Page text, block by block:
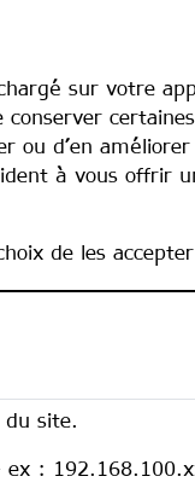
sur votre
d’en
à vous offrir
de les
du site.
ex :